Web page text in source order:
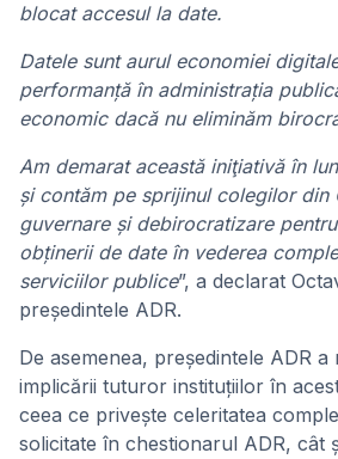
blocat accesul la date.
Datele sunt aurul economiei
performanță în administrația
economic dacă nu eliminăm
Am demarat această iniţiativă în
și contăm pe sprijinul colegilor din
guvernare și debirocratizare
obținerii de date în vederea
serviciilor publice”, a declarat
președintele ADR.
De asemenea, președintele ADR
implicării tuturor instituțiilor în
ceea ce privește celeritatea
solicitate în chestionarul ADR, cât